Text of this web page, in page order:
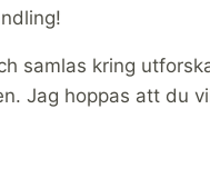
samlas kring
Jag hoppas att du